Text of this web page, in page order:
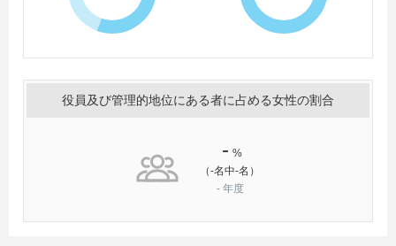
役員及び管理的地位にある者に占める女性の割合
- %
（-名中-名）
- 年度